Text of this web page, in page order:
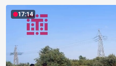
17:14